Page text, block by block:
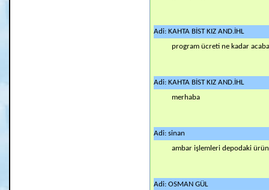
Adi: KAHTA BİST KIZ AND.İHL
program ücreti ne kadar acaba
Adi: KAHTA BİST KIZ AND.İHL
merhaba
Adi: sinan
ambar işlemleri depodaki
Adi: OSMAN GÜL